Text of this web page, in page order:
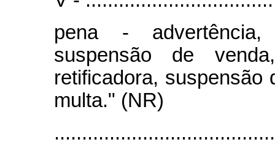
pena - advertência,
suspensão de
retificadora, suspensão
multa." (NR)